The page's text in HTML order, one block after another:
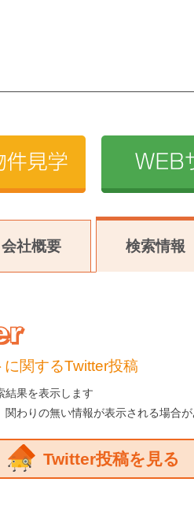
会社概要 検索情報
関するTwitter投稿
結果を表示します
わりの無い情報が表示される場合
Twitter投稿を見る